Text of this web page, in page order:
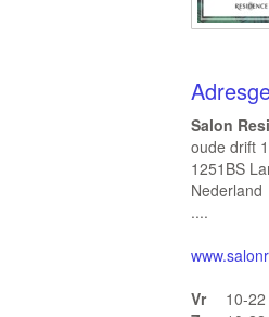
Salon
oude drift 1
1251BS
Nederland
....
Vr
10-22